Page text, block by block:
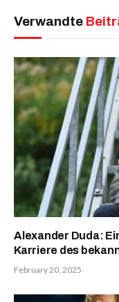
Verwandte
Alexander Duda:
Karriere des
February 20, 2025